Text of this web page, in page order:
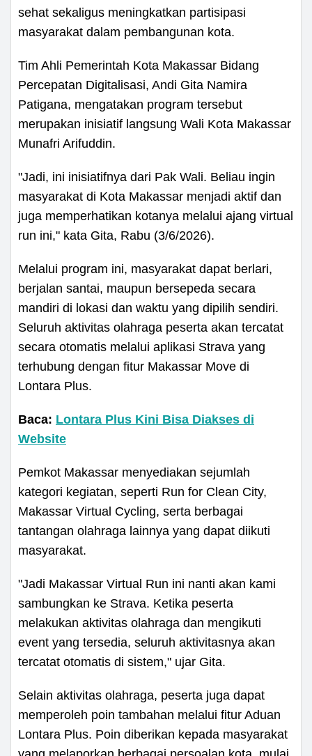
sehat sekaligus meningkatkan partisipasi
masyarakat dalam pembangunan kota.
Tim Ahli Pemerintah Kota Makassar Bidang
Percepatan Digitalisasi, Andi Gita Namira
Patigana, mengatakan program tersebut
merupakan inisiatif langsung Wali Kota Makassar
Munafri Arifuddin.
"Jadi, ini inisiatifnya dari Pak Wali. Beliau ingin
masyarakat di Kota Makassar menjadi aktif dan
juga memperhatikan kotanya melalui ajang virtual
run ini," kata Gita, Rabu (3/6/2026).
Melalui program ini, masyarakat dapat berlari,
berjalan santai, maupun bersepeda secara
mandiri di lokasi dan waktu yang dipilih sendiri.
Seluruh aktivitas olahraga peserta akan tercatat
secara otomatis melalui aplikasi Strava yang
terhubung dengan fitur Makassar Move di
Lontara Plus.
Baca: Lontara Plus Kini Bisa Diakses di
Website
Pemkot Makassar menyediakan sejumlah
kategori kegiatan, seperti Run for Clean City,
Makassar Virtual Cycling, serta berbagai
tantangan olahraga lainnya yang dapat diikuti
masyarakat.
"Jadi Makassar Virtual Run ini nanti akan kami
sambungkan ke Strava. Ketika peserta
melakukan aktivitas olahraga dan mengikuti
event yang tersedia, seluruh aktivitasnya akan
tercatat otomatis di sistem," ujar Gita.
Selain aktivitas olahraga, peserta juga dapat
memperoleh poin tambahan melalui fitur Aduan
Lontara Plus. Poin diberikan kepada masyarakat